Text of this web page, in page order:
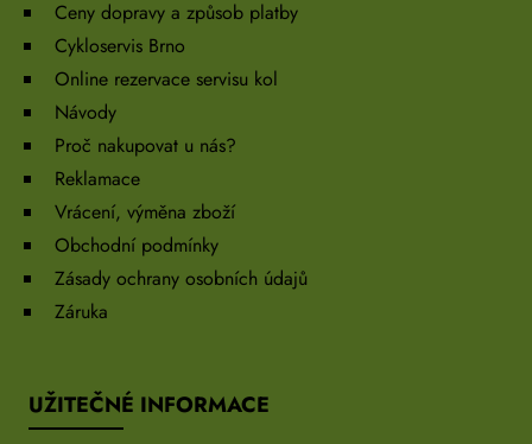
Ceny dopravy a způsob platby
Cykloservis Brno
Online rezervace servisu kol
Návody
Proč nakupovat u nás?
Reklamace
Vrácení, výměna zboží
Obchodní podmínky
Zásady ochrany osobních údajů
Záruka
UŽITEČNÉ INFORMACE